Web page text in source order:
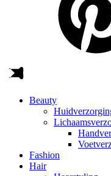
Beauty
Fashion
Hair